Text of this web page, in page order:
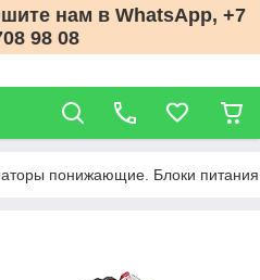
нам в WhatsApp, +7
98 08
понижающие. Блоки